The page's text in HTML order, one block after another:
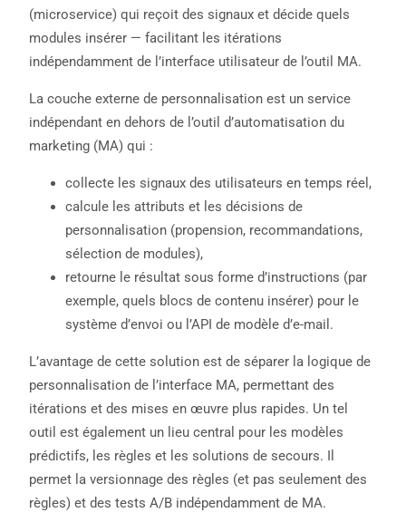
(microservice) qui reçoit des signaux et décide quels
modules insérer — facilitant les itérations
indépendamment de l’interface utilisateur de l’outil MA.
La couche externe de personnalisation est un service
indépendant en dehors de l’outil d’automatisation du
marketing (MA) qui :
collecte les signaux des utilisateurs en temps réel,
calcule les attributs et les décisions de
personnalisation (propension, recommandations,
sélection de modules),
retourne le résultat sous forme d’instructions (par
exemple, quels blocs de contenu insérer) pour le
système d’envoi ou l’API de modèle d’e-mail.
L’avantage de cette solution est de séparer la logique de
personnalisation de l’interface MA, permettant des
itérations et des mises en œuvre plus rapides. Un tel
outil est également un lieu central pour les modèles
prédictifs, les règles et les solutions de secours. Il
permet la versionnage des règles (et pas seulement des
règles) et des tests A/B indépendamment de MA.